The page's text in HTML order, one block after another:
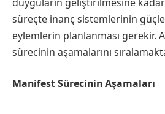
süreçte inanç sistemlerinin
eylemlerin planlanması gerekir.
sürecinin aşamalarını
Manifest Sürecinin Aşamaları